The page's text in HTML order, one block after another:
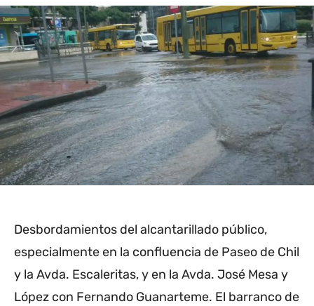
Desbordamientos del alcantarillado público,
especialmente en la confluencia de Paseo de Chil
y la Avda. Escaleritas, y en la Avda. José Mesa y
López con Fernando Guanarteme. El barranco de